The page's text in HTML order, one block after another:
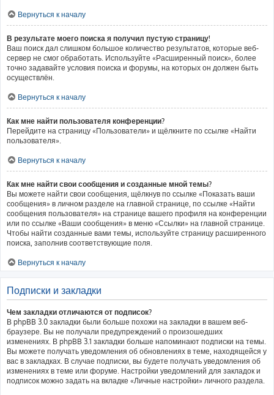
Вернуться к началу
В результате моего поиска я получил пустую страницу!
Ваш поиск дал слишком большое количество результатов, которые веб-
сервер не смог обработать. Используйте «Расширенный поиск», более
точно задавайте условия поиска и форумы, на которых он должен быть
осуществлён.
Вернуться к началу
Как мне найти пользователя конференции?
Перейдите на страницу «Пользователи» и щёлкните по ссылке «Найти
пользователя».
Вернуться к началу
Как мне найти свои сообщения и созданные мной темы?
Вы можете найти свои сообщения, щёлкнув по ссылке «Показать ваши
сообщения» в личном разделе на главной странице, по ссылке «Найти
сообщения пользователя» на странице вашего профиля на конференции
или по ссылке «Ваши сообщения» в меню «Ссылки» на главной странице.
Чтобы найти созданные вами темы, используйте страницу расширенного
поиска, заполнив соответствующие поля.
Вернуться к началу
Подписки и закладки
Чем закладки отличаются от подписок?
В phpBB 3.0 закладки были больше похожи на закладки в вашем веб-
браузере. Вы не получали предупреждений о произошедших
изменениях. В phpBB 3.1 закладки больше напоминают подписки на темы.
Вы можете получать уведомления об обновлениях в теме, находящейся у
вас в закладках. В случае подписки, вы будете получать уведомления об
изменениях в теме или форуме. Настройки уведомлений для закладок и
подписок можно задать на вкладке «Личные настройки» личного раздела.